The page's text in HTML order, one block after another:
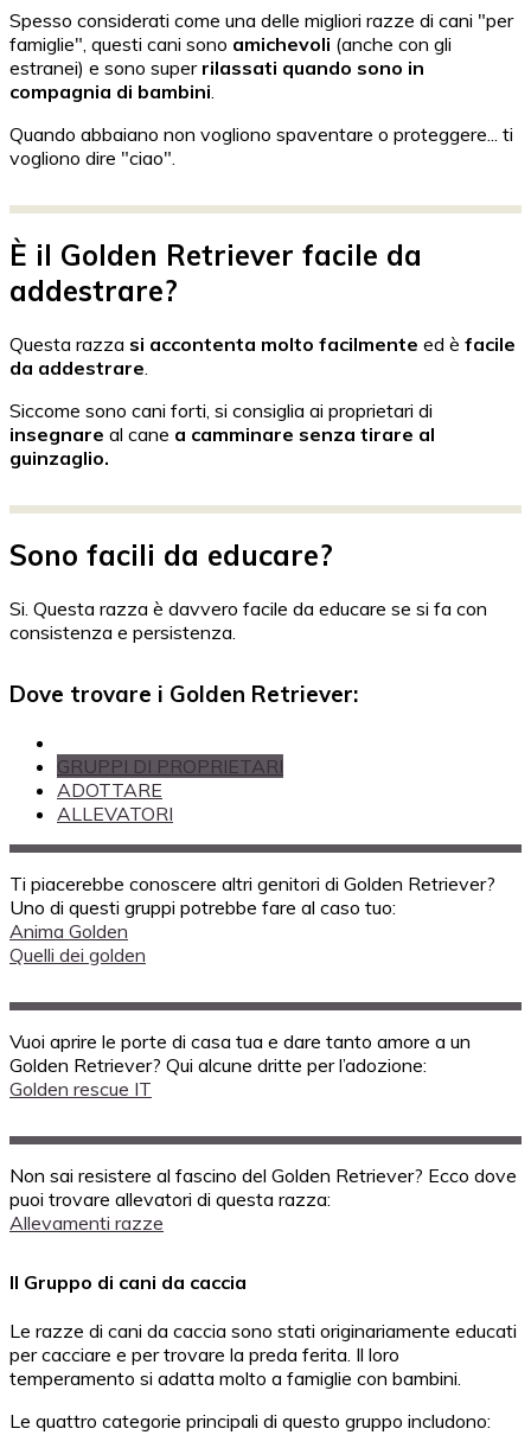
Spesso considerati come una delle migliori razze di cani "per
famiglie", questi cani sono amichevoli (anche con gli
estranei) e sono super rilassati quando sono in
compagnia di bambini.
Quando abbaiano non vogliono spaventare o proteggere... ti
vogliono dire "ciao".
È il Golden Retriever facile da
addestrare?
Questa razza si accontenta molto facilmente ed è facile
da addestrare.
Siccome sono cani forti, si consiglia ai proprietari di
insegnare al cane a camminare senza tirare al
guinzaglio.
Sono facili da educare?
Si. Questa razza è davvero facile da educare se si fa con
consistenza e persistenza.
Dove trovare i Golden Retriever:
GRUPPI DI PROPRIETARI
ADOTTARE
ALLEVATORI
Ti piacerebbe conoscere altri genitori di Golden Retriever?
Uno di questi gruppi potrebbe fare al caso tuo:
Anima Golden
Quelli dei golden
Vuoi aprire le porte di casa tua e dare tanto amore a un
Golden Retriever? Qui alcune dritte per l’adozione:
Golden rescue IT
Non sai resistere al fascino del Golden Retriever? Ecco dove
puoi trovare allevatori di questa razza:
Allevamenti razze
Il Gruppo di cani da caccia
Le razze di cani da caccia sono stati originariamente educati
per cacciare e per trovare la preda ferita. Il loro
temperamento si adatta molto a famiglie con bambini.
Le quattro categorie principali di questo gruppo includono: